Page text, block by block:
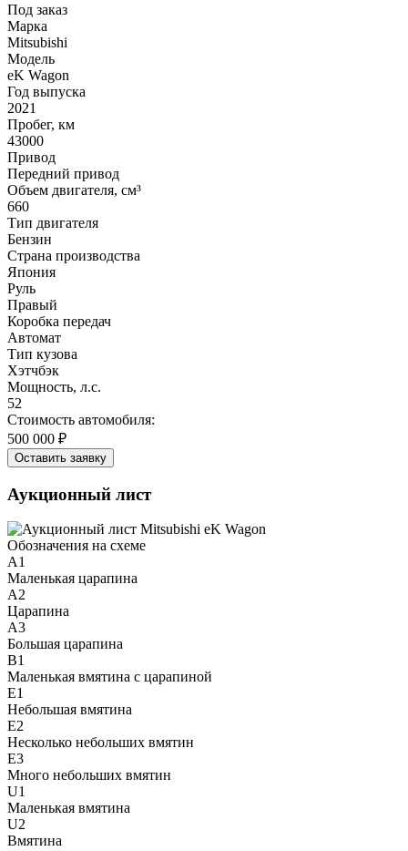
Под заказ
Марка
Mitsubishi
Модель
eK Wagon
Год выпуска
2021
Пробег, км
43000
Привод
Передний привод
Объем двигателя, см³
660
Тип двигателя
Бензин
Страна производства
Япония
Руль
Правый
Коробка передач
Автомат
Тип кузова
Хэтчбэк
Мощность, л.с.
52
Стоимость автомобиля:
500 000 ₽
Оставить заявку
Аукционный лист
Обозначения на схеме
A1
Маленькая царапина
A2
Царапина
A3
Большая царапина
B1
Маленькая вмятина с царапиной
E1
Небольшая вмятина
E2
Несколько небольших вмятин
E3
Много небольших вмятин
U1
Маленькая вмятина
U2
Вмятина